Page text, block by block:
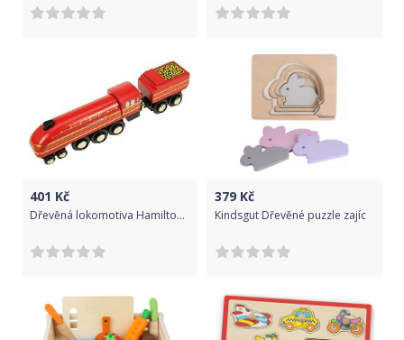
401 Kč
Dřevěná lokomotiva Hamilton s tendrem
379 Kč
Kindsgut Dřevěné puzzle zajíc